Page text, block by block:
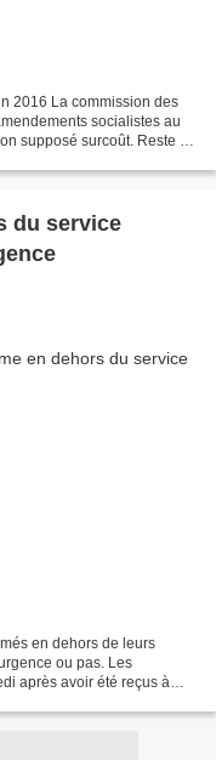
2016 La commission des
socialistes au
supposé surcoût. Reste la
du service
en dehors de leurs
ou pas. Les
après avoir été reçus à